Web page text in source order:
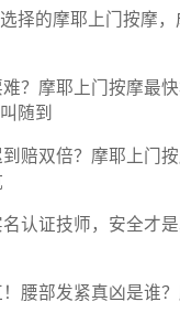
择的摩耶上门按摩
？摩耶上门按摩最
随到
到赔双倍？摩耶上门
认证技师，安全才
腰部发紧真凶是谁